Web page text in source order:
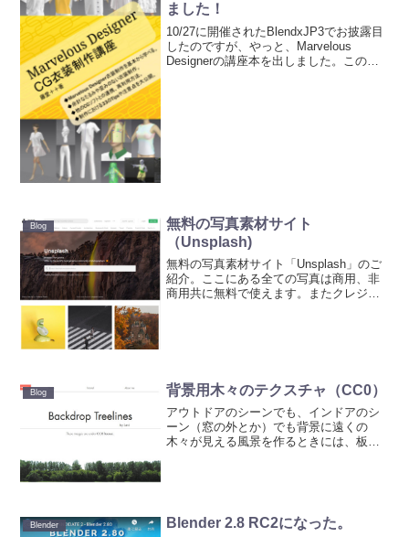
ました！
10/27に開催されたBlendxJP3でお披露目
したのですが、やっと、Marvelous
Designerの講座本を出しました。この本
Blog
無料の写真素材サイト
（Unsplash)
無料の写真素材サイト「Unsplash」のご
紹介。ここにある全ての写真は商用、非
商用共に無料で使えます。またクレジッ
Blog 背景用木々のテクスチャ（CC0）
アウトドアのシーンでも、インドアのシ
ーン（窓の外とか）でも背景に遠くの
木々が見える風景を作るときには、板ポ
Blender Blender 2.8 RC2になった。